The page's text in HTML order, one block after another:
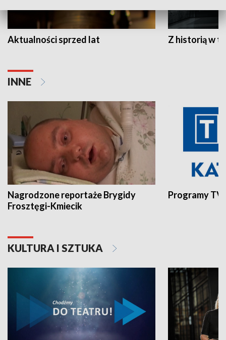
Aktualności sprzed lat Z historią w
INNE
Nagrodzone reportaże Brygidy
Frosztęgi-Kmiecik
Programy
KULTURA I SZTUKA